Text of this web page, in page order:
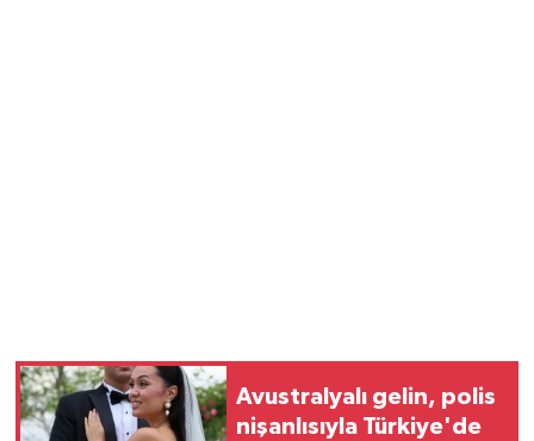
Avustralyalı gelin, polis
nişanlısıyla Türkiye'de